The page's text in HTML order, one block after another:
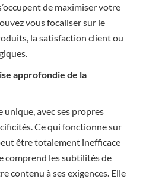
de maximiser votre
vous focaliser sur le
la satisfaction client ou
approfondie de la
avec ses propres
Ce qui fonctionne sur
être totalement inefficace
comprend les subtilités de
contenu à ses exigences. Elle